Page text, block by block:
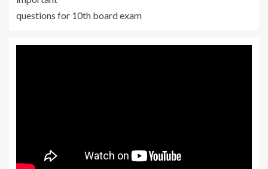
questions for 10th board exam